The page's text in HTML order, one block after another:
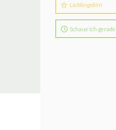
Lieblingsfilm
Schaue ich gerade